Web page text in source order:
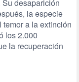
desaparición
la especie
a la extinción
los 2.000
la recuperación